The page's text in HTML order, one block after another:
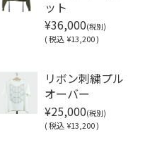
ット
¥36,000(税別)
(税込 ¥13,200 )
リボン刺繍プル
オーバー
¥25,000(税別)
(税込 ¥13,200 )